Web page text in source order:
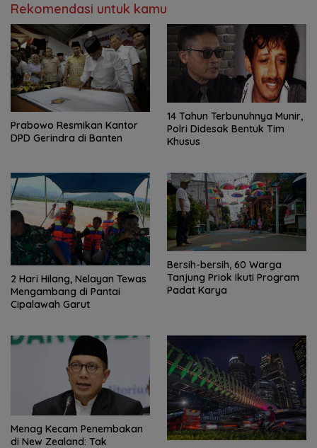
Rekomendasi untuk kamu
Prabowo Resmikan Kantor
DPD Gerindra di Banten
14 Tahun Terbunuhnya Munir,
Polri Didesak Bentuk Tim
Khusus
2 Hari Hilang, Nelayan Tewas
Mengambang di Pantai
Cipalawah Garut
Bersih-bersih, 60 Warga
Tanjung Priok Ikuti Program
Padat Karya
Menag Kecam Penembakan
di New Zealand: Tak